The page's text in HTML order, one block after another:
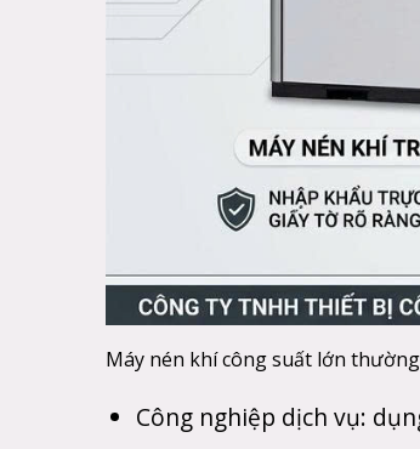
Máy nén khí công suất lớn
Công nghiệp dịch vụ: